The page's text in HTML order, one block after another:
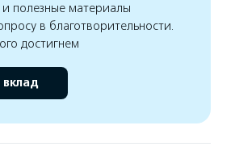
полезные материалы
в благотворительности.
достигнем
вклад